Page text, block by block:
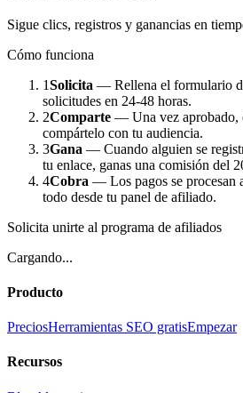
Sigue clics, registros y ganancias en
Cómo funciona
1Solicita — Rellena el formulario
solicitudes en 24-48 horas.
2Comparte — Una vez
compártelo con tu audiencia.
3Gana — Cuando alguien se
tu enlace, ganas una comisión del
4Cobra — Los pagos se
todo desde tu panel de afiliado.
Solicita unirte al programa de afiliados
Cargando...
Producto
PreciosHerramientas SEO gratisEmpezar
Recursos